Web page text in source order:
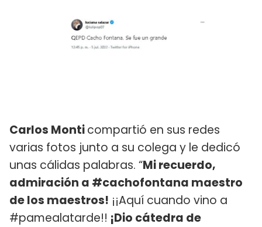
Carlos Monticompartió en sus redes
varias fotos junto a su colega y le dedicó
unas cálidas palabras. “Mi recuerdo,
admiración a #cachofontana maestro
de los maestros! ¡¡Aquí cuando vino a
#pamealatarde!! ¡Dio cátedra de